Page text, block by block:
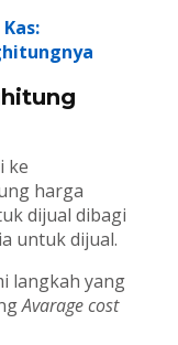
ke
harga
dijual dibagi
untuk dijual.
langkah yang
Avarage cost